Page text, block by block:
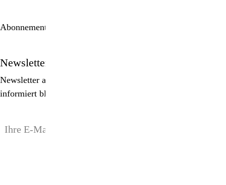
Abonnement bestellen
Newsletter
Newsletter abonnieren, Spezialangebote erhalten und
informiert bleiben!